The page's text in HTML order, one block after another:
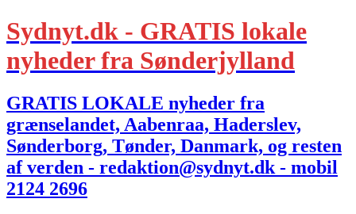
Sydnyt.dk - GRATIS lokale
nyheder fra Sønderjylland
GRATIS LOKALE nyheder fra
grænselandet, Aabenraa, Haderslev,
Sønderborg, Tønder, Danmark, og resten
af verden - redaktion@sydnyt.dk - mobil
2124 2696